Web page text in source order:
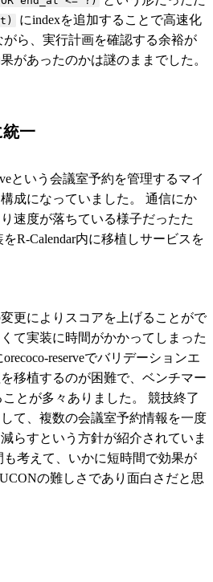
にindexを追加することで高速化
ら、実行計画を確認する余裕が
があったのかは謎のままでした。
一
という会議室予約を管理するマイ
成になっていました。 通信にか
速度が落ちている様子だったた
をR-Calendar内に移植しサービスを
更によりスコアを上げることがで
て実装に時間がかかってしまった
reserveでバリデーションエ
移植するのが困難で、ベンチマー
とが多々ありました。 競技終了
て、複数の会議室予約情報を一度
らすという方針が紹介されていま
も考えて、いかに短時間で効果が
の難しさであり面白さだと思